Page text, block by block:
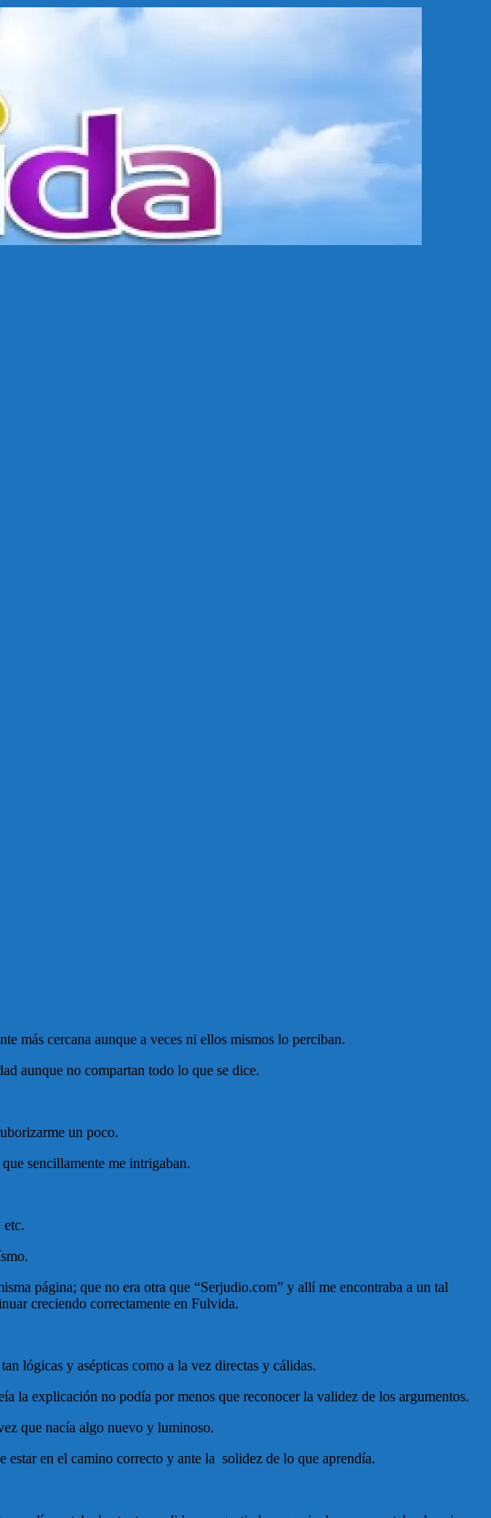
más cercana aunque a veces ni ellos mismos lo perciban.
aunque no compartan todo lo que se dice.
un poco.
sencillamente me intrigaban.
etc.
página; que no era otra que “Serjudio.com” y allí me encontraba a un tal
creciendo correctamente en Fulvida.
lógicas y asépticas como a la vez directas y cálidas.
la explicación no podía por menos que reconocer la validez de los argumentos.
que nacía algo nuevo y luminoso.
estar en el camino correcto y ante la solidez de lo que aprendía.